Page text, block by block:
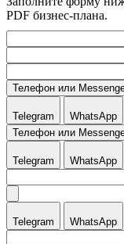
PDF бизнес-плана.
Телефон или
Telegram WhatsApp
Телефон или
Telegram WhatsApp
Telegram WhatsApp